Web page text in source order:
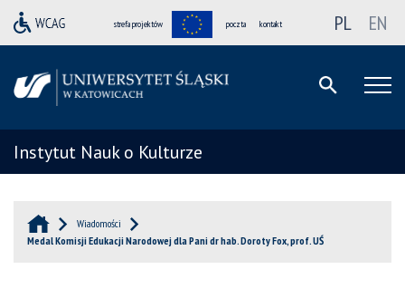
strefa projektów poczta kontakt PL EN
Instytut Nauk o Kulturze
Wiadomości
Medal Komisji Edukacji Narodowej dla Pani dr hab. Doroty Fox, prof. UŚ